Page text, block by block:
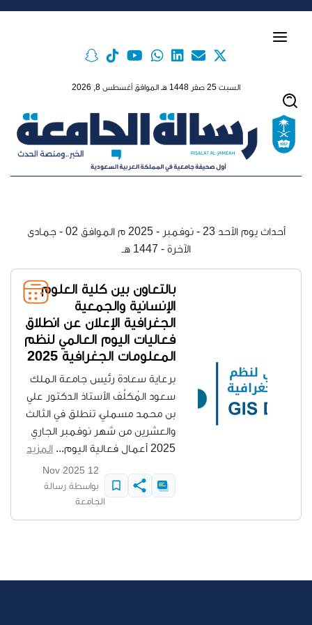
السبت 25 صفر 1448 هـ الموافق أغسطس 8, 2026
أحداث يوم الأحد 23 - نوفمبر - 2025 م الموافق 02 - جمادى
الآخرة - 1447 هـ
بالتعاون بين كلية العلوم
الإنسانية والجمعية
الجغرافية الإعلان عن انطلاق
فعاليات اليوم العالمي لنظم
المعلومات الجغرافية 2025
برعاية سعادة رئيس جامعة الملك
سعود المُكلَّف الأستاذ الدكتور علي
بن محمد مسملي، تنطلق في الثالث
والعشرين من شهر نوفمبر الجاري
2025 أعمال فعالية اليوم...
المزيد
12 Nov 2025
بواسطة رسالة
الجامعة